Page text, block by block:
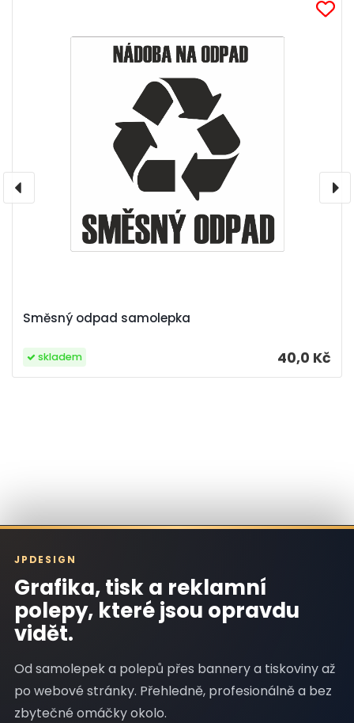
Směsný odpad samolepka
40,0 Kč
skladem
JPDESIGN
Grafika, tisk a reklamní
polepy, které jsou opravdu
vidět.
Od samolepek a polepů přes bannery a tiskoviny až
po webové stránky. Přehledně, profesionálně a bez
zbytečné omáčky okolo.